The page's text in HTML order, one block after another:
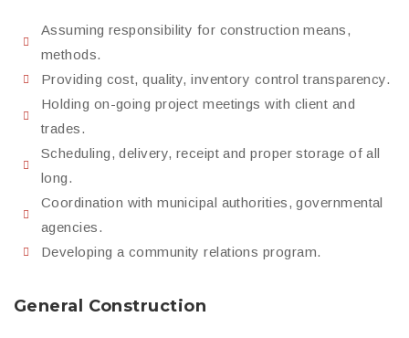
Assuming responsibility for construction means,
methods.
Providing cost, quality, inventory control transparency.
Holding on-going project meetings with client and
trades.
Scheduling, delivery, receipt and proper storage of all
long.
Coordination with municipal authorities, governmental
agencies.
Developing a community relations program.
General Construction